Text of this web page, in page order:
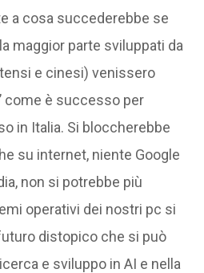
a cosa succederebbe se
maggior parte sviluppati da
e cinesi) venissero
come è successo per
in Italia. Si bloccherebbe
su internet, niente Google
non si potrebbe più
operativi dei nostri pc si
distopico che si può
e sviluppo in AI e nella